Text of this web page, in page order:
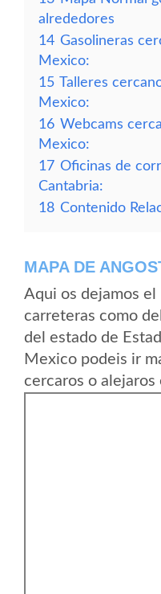
alrededores
14 Gasolineras
Mexico:
15 Talleres
Mexico:
16 Webcams
Mexico:
17 Oficinas de
Cantabria:
18 Contenido
MAPA DE
Aqui os dejamos
carreteras como
del estado de
Mexico podeis ir
cercaros o alejaros